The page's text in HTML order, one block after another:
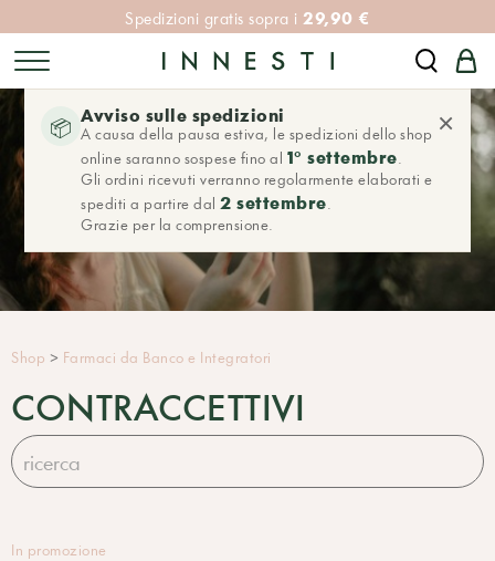
Spedizioni gratis sopra i29,90 €
📦 Avviso sulle spedizioni
A causa della pausa estiva, le spedizioni dello shop
online saranno sospese fino al 1° settembre.
Gli ordini ricevuti verranno regolarmente elaborati e
spediti a partire dal2 settembre.
Grazie per la comprensione.
×
Shop > Farmaci da Banco e Integratori
CONTRACCETTIVI
In promozione